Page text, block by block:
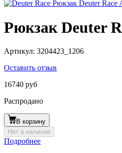
Рюкзак Deuter
Артикул: 3204423_1206
Оставить отзыв
16740 руб
Распродано
В корзину
Нет в наличии
Подробнее